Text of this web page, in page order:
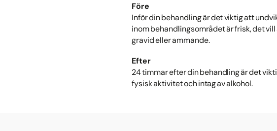
Före
Inför din behandling är det viktig att
inom behandlingsområdet är frisk, det
gravid eller ammande.
Efter
24 timmar efter din behandling är det
fysisk aktivitet och intag av alkohol.